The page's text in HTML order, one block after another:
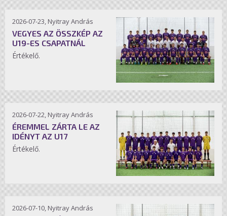
2026-07-23, Nyitray András
VEGYES AZ ÖSSZKÉP AZ
U19-ES CSAPATNÁL
Értékelő.
2026-07-22, Nyitray András
ÉREMMEL ZÁRTA LE AZ
IDÉNYT AZ U17
Értékelő.
2026-07-10, Nyitray András